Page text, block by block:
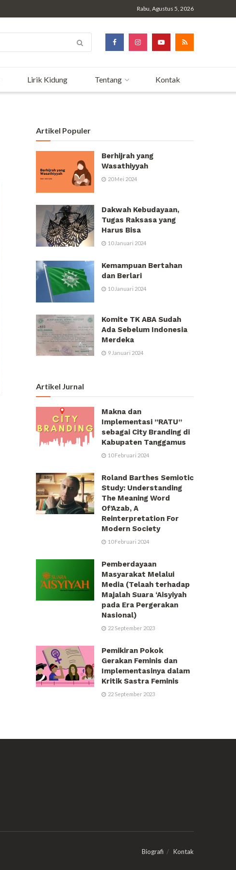
Rabu, Agustus 5, 2026
Lirik Kidung Tentang Kontak
Artikel Populer
Berhijrah yang
Wasathiyyah
20 Mei 2024
Dakwah Kebudayaan,
Tugas Raksasa yang
Harus Bisa
10 Januari 2024
Kemampuan Bertahan
dan Berlari
10 Januari 2024
Komite TK ABA Sudah
Ada Sebelum Indonesia
Merdeka
9 Januari 2024
Artikel Jurnal
Makna dan
Implementasi ”RATU”
sebagai City Branding di
Kabupaten Tanggamus
10 Februari 2024
Roland Barthes Semiotic
Study: Understanding
The Meaning Word
Of’Azab, A
Reinterpretation For
Modern Society
10 Februari 2024
Pemberdayaan
Masyarakat Melalui
Media (Telaah terhadap
Majalah Suara ‘Aisyiyah
pada Era Pergerakan
Nasional)
22 September 2023
Pemikiran Pokok
Gerakan Feminis dan
Implementasinya dalam
Kritik Sastra Feminis
22 September 2023
Biografi Kontak